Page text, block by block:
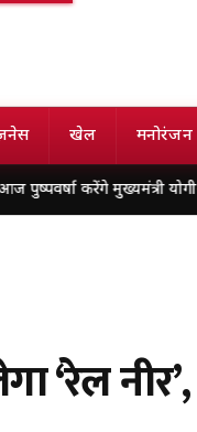
खेल मनोरंजन
मुख्यमंत्री योगी गंगा जल
‘रेल